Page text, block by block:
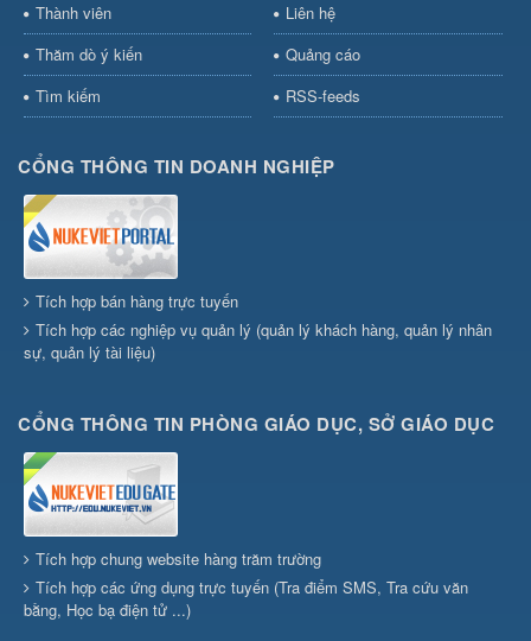
Thành viên
Liên hệ
Thăm dò ý kiến
Quảng cáo
Tìm kiếm
RSS-feeds
CỔNG THÔNG TIN DOANH NGHIỆP
Tích hợp bán hàng trực tuyến
Tích hợp các nghiệp vụ quản lý (quản lý khách hàng, quản lý nhân
sự, quản lý tài liệu)
CỔNG THÔNG TIN PHÒNG GIÁO DỤC, SỞ GIÁO DỤC
Tích hợp chung website hàng trăm trường
Tích hợp các ứng dụng trực tuyến (Tra điểm SMS, Tra cứu văn
bằng, Học bạ điện tử ...)